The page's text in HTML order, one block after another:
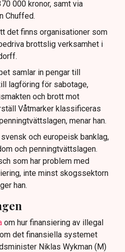
000 kronor, samt via
Chuffed.
det finns organisationer som
brottslig verksamhet i
samlar in pengar till
lagföring för sabotage,
och brott mot
Våtmarker klassificeras
menar han.
och europeisk banklag,
och penningtvättslagen.
som har problem med
inte minst skogssektorn
han.
om hur finansiering av illegal
det finansiella systemet
Niklas Wykman (M)